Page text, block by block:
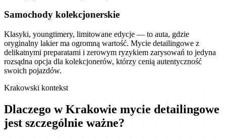
Samochody kolekcjonerskie
Klasyki, youngtimery, limitowane edycje — to auta, gdzie
oryginalny lakier ma ogromną wartość. Mycie detailingowe z
delikatnymi preparatami i zerowym ryzykiem zarysowań to jedyna
rozsądna opcja dla kolekcjonerów, którzy cenią autentyczność
swoich pojazdów.
Krakowski kontekst
Dlaczego w Krakowie mycie detailingowe
jest szczególnie ważne?